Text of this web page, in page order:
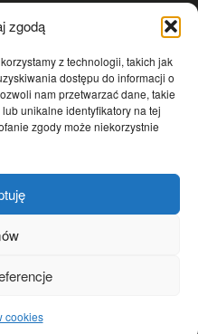
zgodą
z technologii, takich jak
dostępu do informacji o
nam przetwarzać dane, takie
unikalne identyfikatory na tej
zgody może niekorzystnie
cookies
4601
4363
3639
2823